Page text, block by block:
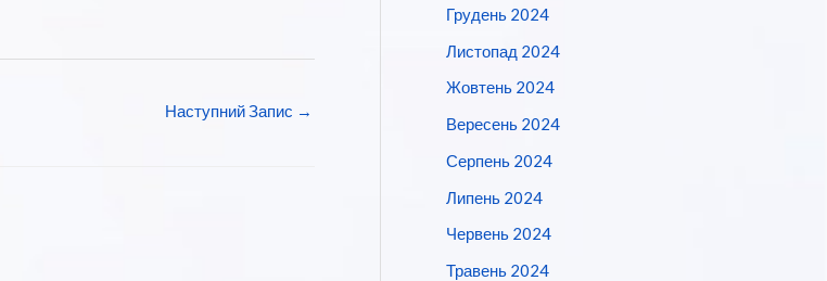
Наступний Запис →
Грудень 2024
Листопад 2024
Жовтень 2024
Вересень 2024
Серпень 2024
Липень 2024
Червень 2024
Травень 2024